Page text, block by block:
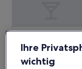
3.0-
Sterne-
0,7 km von Bahnhof
Ihre
wichtig